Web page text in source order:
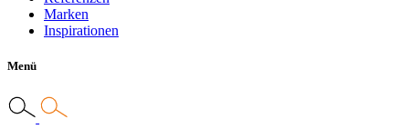
Marken
Inspirationen
Menü